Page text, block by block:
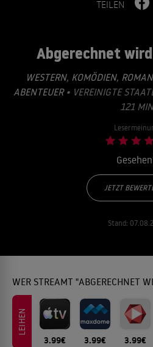
TEILEN
Abgerechnet
WESTERN, KOMÖDIEN,
ABENTEUER• VEREINIGTE
121 MIN
JETZT
Stand:
WER STREAMT "ABGERECHNET
LEIHEN
3.99€ 3.99€ 3.99€